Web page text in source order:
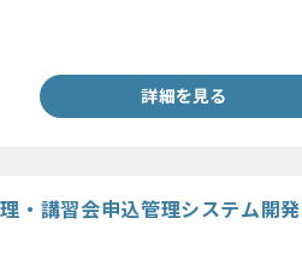
詳細を見る
・講習会申込管理システム開